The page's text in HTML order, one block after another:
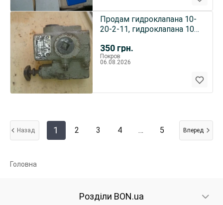
350 грн.
Продам гидроклапана 10-
20-2-11, гидроклапана 10-
Покров
06.08.2026
Назад 1 2 3 4 … 5 Вперед
Головна
Розділи BON.ua